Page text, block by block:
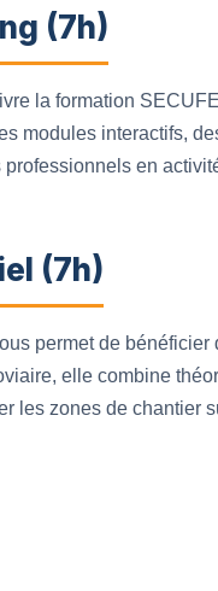
(7h)
la formation
modules interactifs,
en
(7h)
permet de bénéficier
elle combine
les zones de chantier